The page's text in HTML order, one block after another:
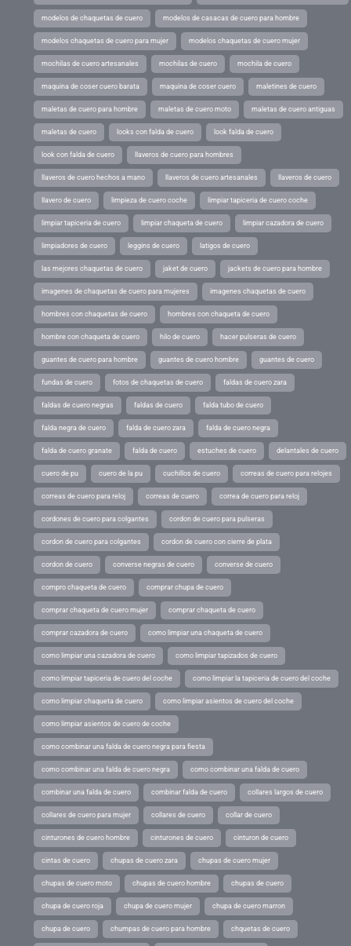
modelos de chaquetas de cuero modelos de casacas de cuero para hombre
modelos chaquetas de cuero para mujer modelos chaquetas de cuero mujer
mochilas de cuero artesanales mochilas de cuero mochila de cuero
maquina de coser cuero barata maquina de coser cuero maletines de cuero
maletas de cuero para hombre maletas de cuero moto maletas de cuero antiguas
maletas de cuero looks con falda de cuero look falda de cuero
look con falda de cuero llaveros de cuero para hombres
llaveros de cuero hechos a mano llaveros de cuero artesanales llaveros de cuero
llavero de cuero limpieza de cuero coche limpiar tapiceria de cuero coche
limpiar tapiceria de cuero limpiar chaqueta de cuero limpiar cazadora de cuero
limpiadores de cuero leggins de cuero latigos de cuero
las mejores chaquetas de cuero jaket de cuero jackets de cuero para hombre
imagenes de chaquetas de cuero para mujeres imagenes chaquetas de cuero
hombres con chaquetas de cuero hombres con chaqueta de cuero
hombre con chaqueta de cuero hilo de cuero hacer pulseras de cuero
guantes de cuero para hombre guantes de cuero hombre guantes de cuero
fundas de cuero fotos de chaquetas de cuero faldas de cuero zara
faldas de cuero negras faldas de cuero falda tubo de cuero
falda negra de cuero falda de cuero zara falda de cuero negra
falda de cuero granate falda de cuero estuches de cuero delantales de cuero
cuero de pu cuero de la pu cuchillos de cuero correas de cuero para relojes
correas de cuero para reloj correas de cuero correa de cuero para reloj
cordones de cuero para colgantes cordon de cuero para pulseras
cordon de cuero para colgantes cordon de cuero con cierre de plata
cordon de cuero converse negras de cuero converse de cuero
compro chaqueta de cuero comprar chupa de cuero
comprar chaqueta de cuero mujer comprar chaqueta de cuero
comprar cazadora de cuero como limpiar una chaqueta de cuero
como limpiar una cazadora de cuero como limpiar tapizados de cuero
como limpiar tapiceria de cuero del coche como limpiar la tapiceria de cuero del coche
como limpiar chaqueta de cuero como limpiar asientos de cuero del coche
como limpiar asientos de cuero de coche
como combinar una falda de cuero negra para fiesta
como combinar una falda de cuero negra como combinar una falda de cuero
combinar una falda de cuero combinar falda de cuero collares largos de cuero
collares de cuero para mujer collares de cuero collar de cuero
cinturones de cuero hombre cinturones de cuero cinturon de cuero
cintas de cuero chupas de cuero zara chupas de cuero mujer
chupas de cuero moto chupas de cuero hombre chupas de cuero
chupa de cuero roja chupa de cuero mujer chupa de cuero marron
chupa de cuero chumpas de cuero para hombre chquetas de cuero